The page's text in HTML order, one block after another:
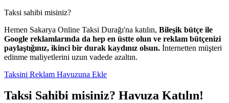
Taksi sahibi misiniz?
Hemen Sakarya Online Taksi Durağı'na katılın, Bileşik bütçe ile
Google reklamlarında da hep en üstte olun ve reklam bütçenizi
paylaştığınız, ikinci bir durak kaydınız olsun. İnternetten müşteri
edinme maliyetlerini uzun vadede azaltın.
Taksini Reklam Havuzuna Ekle
Taksi Sahibi misiniz? Havuza Katılın!